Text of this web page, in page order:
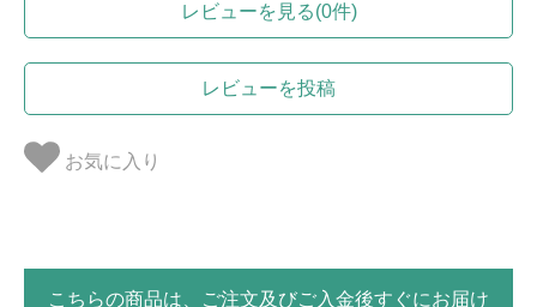
レビューを見る(0件)
レビューを投稿
お気に入り
こちらの商品は、ご注文及びご入金後すぐにお届け